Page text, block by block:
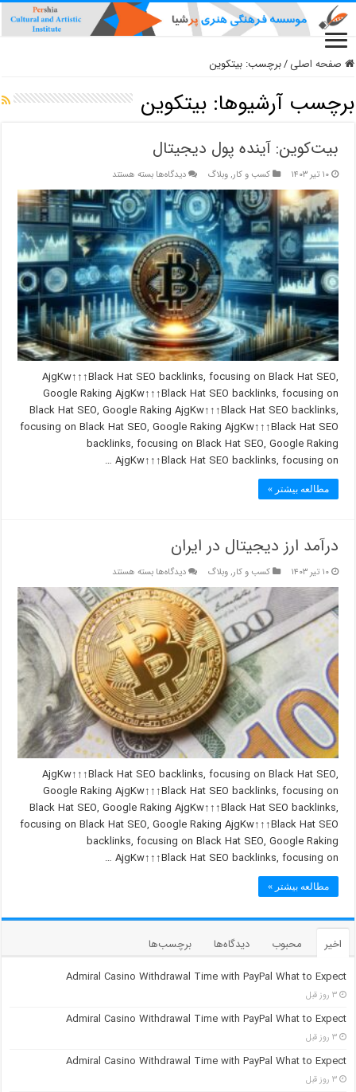
صفحه اصلی /برچسب:بیتکوین
برچسب آرشیوها:بیتکوین
بیت‌کوین: آینده پول دیجیتال
۱۰ تیر ۱۴۰۳ کسب و کار,وبلاگ دیدگاه‌هابرای
بیت‌کوین:
آینده
پول
دیجیتال
بسته هستند
AjgKw↑↑↑Black Hat SEO backlinks, focusing on Black Hat SEO,
Google Raking AjgKw↑↑↑Black Hat SEO backlinks, focusing on
Black Hat SEO, Google Raking AjgKw↑↑↑Black Hat SEO backlinks,
focusing on Black Hat SEO, Google Raking AjgKw↑↑↑Black Hat SEO
backlinks, focusing on Black Hat SEO, Google Raking
AjgKw↑↑↑Black Hat SEO backlinks, focusing on …
مطالعه بیشتر »
درآمد ارز دیجیتال در ایران
۱۰ تیر ۱۴۰۳ کسب و کار,وبلاگ دیدگاه‌هابرای
درآمد
ارز
دیجیتال
در
ایران
بسته هستند
AjgKw↑↑↑Black Hat SEO backlinks, focusing on Black Hat SEO,
Google Raking AjgKw↑↑↑Black Hat SEO backlinks, focusing on
Black Hat SEO, Google Raking AjgKw↑↑↑Black Hat SEO backlinks,
focusing on Black Hat SEO, Google Raking AjgKw↑↑↑Black Hat SEO
backlinks, focusing on Black Hat SEO, Google Raking
AjgKw↑↑↑Black Hat SEO backlinks, focusing on …
مطالعه بیشتر »
اخیر محبوب دیدگاه‌ها
برچسب‌ها
Admiral Casino Withdrawal Time with PayPal What to Expect
۳ روز قبل
Admiral Casino Withdrawal Time with PayPal What to Expect
۳ روز قبل
Admiral Casino Withdrawal Time with PayPal What to Expect
۳ روز قبل